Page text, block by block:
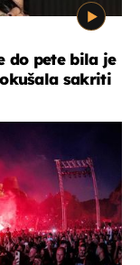
do pete bila je
sakriti